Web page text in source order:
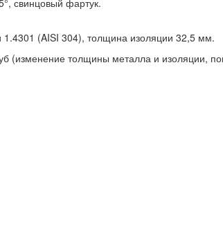
свинцовый фартук.
(AISI 304), толщина изоляции 32,5 мм.
толщины металла и изоляции,